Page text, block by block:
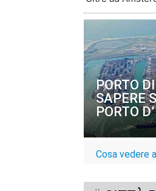
PORTO
SAPERE
PORTO
Cosa vedere